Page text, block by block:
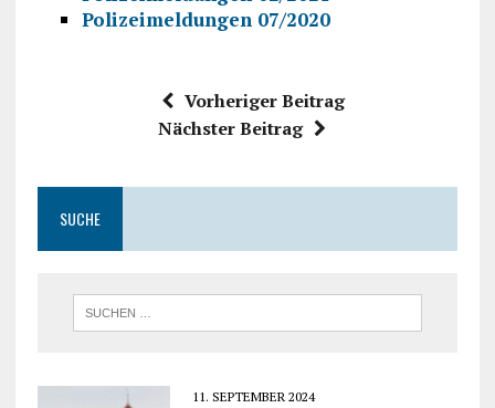
Polizeimeldungen 07/2020
Vorheriger Beitrag
Nächster Beitrag
SUCHE
11. SEPTEMBER 2024